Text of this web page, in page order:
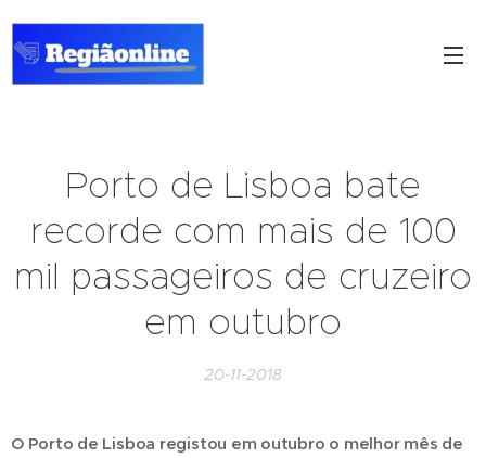
Porto de Lisboa bate
recorde com mais de 100
mil passageiros de cruzeiro
em outubro
20-11-2018
O Porto de Lisboa registou em outubro o melhor mês de